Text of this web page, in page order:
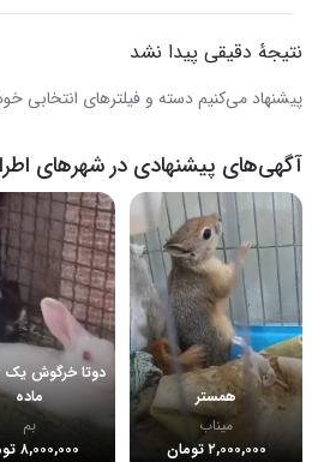
نتیجهٔ دقیقی پیدا نشد
پیشنهاد می‌کنیم دسته و فیلترهای انتخابی خود
آگهی‌های پیشنهادی در شهرهای
همستر
میناب
۲,۰۰۰,۰۰۰ تومان
دوتا خرگوش یک
ماده
بم
۸,۰۰۰,۰۰۰ تومان